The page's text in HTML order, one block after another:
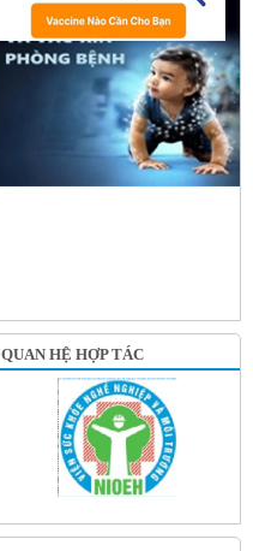
QUAN HỆ HỢP TÁC